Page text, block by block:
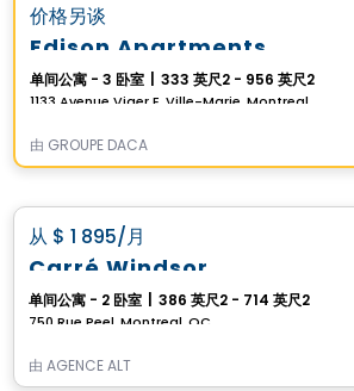
价格另谈
Edison Apartments
单间公寓 - 3 卧室 333 英尺2 - 956 英尺2
由 GROUPE DACA
从 $ 1 895/月
Carré Windsor
单间公寓 - 2 卧室 386 英尺2 - 714 英尺2
750 Rue Peel, Montreal, QC
由 AGENCE ALT